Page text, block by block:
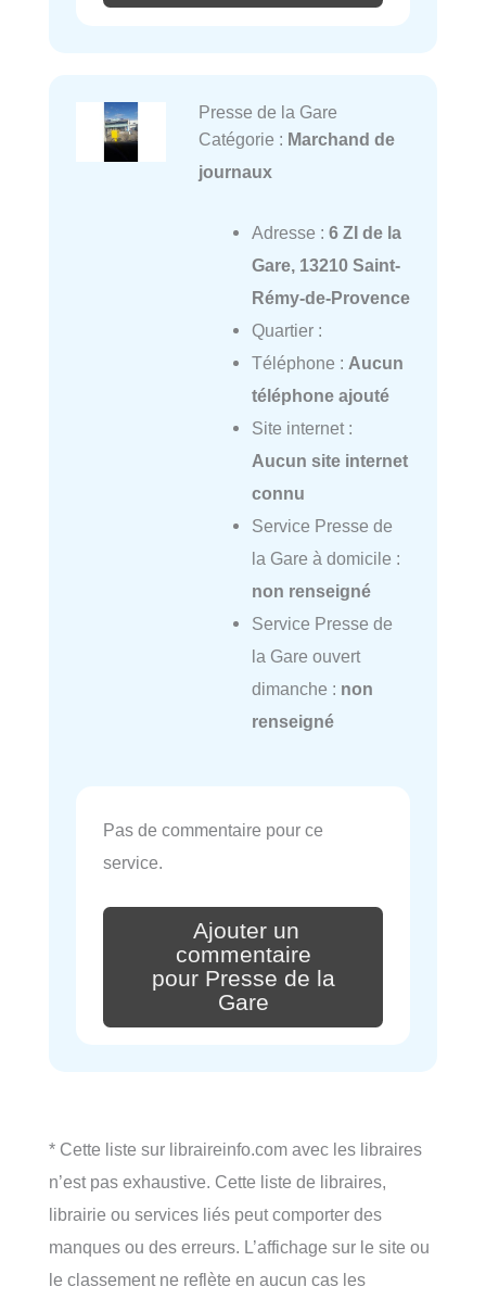
Presse de la Gare
Catégorie : Marchand de
journaux
Adresse : 6 ZI de la
Gare, 13210 Saint-
Rémy-de-Provence
Quartier :
Téléphone : Aucun
téléphone ajouté
Site internet :
Aucun site internet
connu
Service Presse de
la Gare à domicile :
non renseigné
Service Presse de
la Gare ouvert
dimanche : non
renseigné
Pas de commentaire pour ce
service.
Ajouter un
commentaire
pour Presse de la
Gare
* Cette liste sur libraireinfo.com avec les libraires
n’est pas exhaustive. Cette liste de libraires,
librairie ou services liés peut comporter des
manques ou des erreurs. L’affichage sur le site ou
le classement ne reflète en aucun cas les